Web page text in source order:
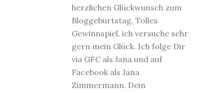
herzlichen Glückwunsch zum
Bloggeburtstag. Tolles
Gewinnspiel, ich versuche sehr
gern mein Glück. Ich folge Dir
via GFC als Jana und auf
Facebook als Jana
Zimmermann. Dein